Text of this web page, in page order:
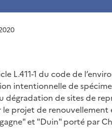
L.411-1 du code de
intentionnelle de
de sites de
le projet de renouvellement
et "Duin" porté par